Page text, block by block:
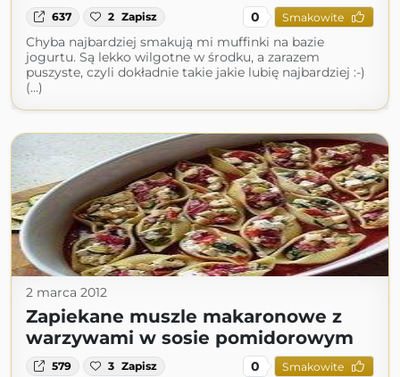
637 2 Zapisz 0 Smakowite
Chyba najbardziej smakują mi muffinki na bazie
jogurtu. Są lekko wilgotne w środku, a zarazem
puszyste, czyli dokładnie takie jakie lubię najbardziej :-)
(...)
2 marca 2012
Zapiekane muszle makaronowe z
warzywami w sosie pomidorowym
579 3 Zapisz 0 Smakowite